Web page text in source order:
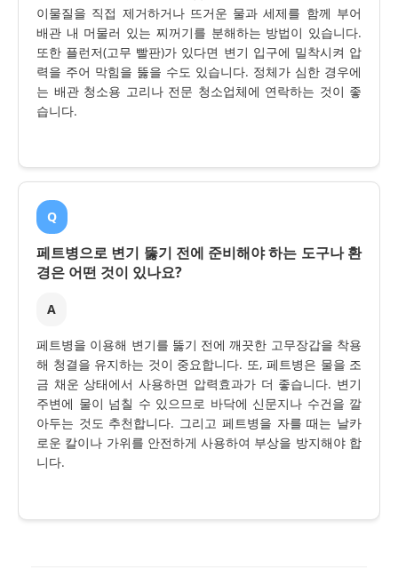
이물질을 직접 제거하거나 뜨거운 물과 세제를 함께 부어
배관 내 머물러 있는 찌꺼기를 분해하는 방법이 있습니다.
또한 플런저(고무 빨판)가 있다면 변기 입구에 밀착시켜 압
력을 주어 막힘을 뚫을 수도 있습니다. 정체가 심한 경우에
는 배관 청소용 고리나 전문 청소업체에 연락하는 것이 좋
습니다.
Q
페트병으로 변기 뚫기 전에 준비해야 하는 도구나 환
경은 어떤 것이 있나요?
A
페트병을 이용해 변기를 뚫기 전에 깨끗한 고무장갑을 착용
해 청결을 유지하는 것이 중요합니다. 또, 페트병은 물을 조
금 채운 상태에서 사용하면 압력효과가 더 좋습니다. 변기
주변에 물이 넘칠 수 있으므로 바닥에 신문지나 수건을 깔
아두는 것도 추천합니다. 그리고 페트병을 자를 때는 날카
로운 칼이나 가위를 안전하게 사용하여 부상을 방지해야 합
니다.